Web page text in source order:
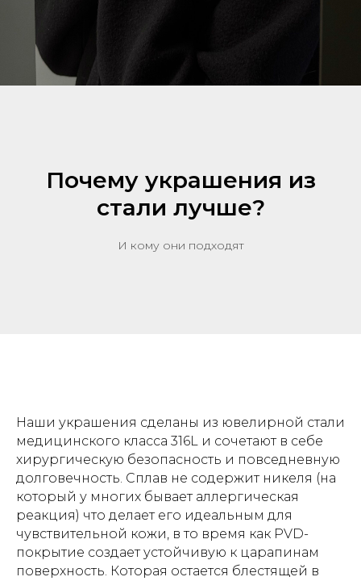
Почему украшения из
стали лучше?
И кому они подходят
Наши украшения сделаны из ювелирной стали
медицинского класса 316L и сочетают в себе
хирургическую безопасность и повседневную
долговечность. Сплав не содержит никеля (на
который у многих бывает аллергическая
реакция) что делает его идеальным для
чувствительной кожи, в то время как PVD-
покрытие создает устойчивую к царапинам
поверхность. Которая остается блестящей в